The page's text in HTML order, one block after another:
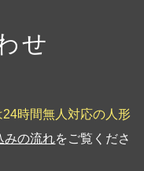
せ
時間無人対応の人形
みの流れをご覧くださ